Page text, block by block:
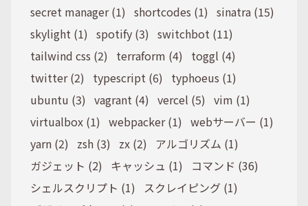
secret manager (1) shortcodes (1) sinatra (15)
skylight (1) spotify (3) switchbot (11)
tailwind css (2)
terraform (4)
toggl (4)
twitter (2)
typescript (6)
typhoeus (1)
ubuntu (3) vagrant (4) vercel (5) vim (1)
virtualbox (1) webpacker (1) webサーバー (1)
yarn (2)
zsh (3) zx (2)
アルゴリズム (1)
ガジェット (2)
キャッシュ (1)
コマンド (36)
シェルスクリプト (1)
スクレイピング (1)